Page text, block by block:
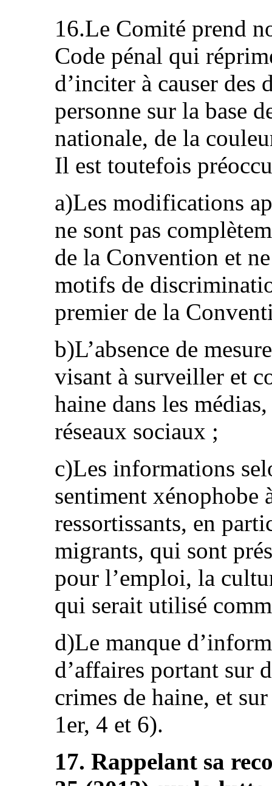
16.Le Comité prend
Code pénal qui
d’inciter à causer des
personne sur la base
nationale, de la
Il est toutefois
a)Les modifications
ne sont pas
de la Convention et
motifs de
premier de la
b)L’absence de
visant à surveiller et
haine dans les
réseaux sociaux ;
c)Les informations
sentiment xénophobe
ressortissants, en
migrants, qui sont
pour l’emploi, la
qui serait utilisé
d)Le manque
d’affaires portant sur
crimes de haine, et
1er, 4 et 6).
17. Rappelant sa